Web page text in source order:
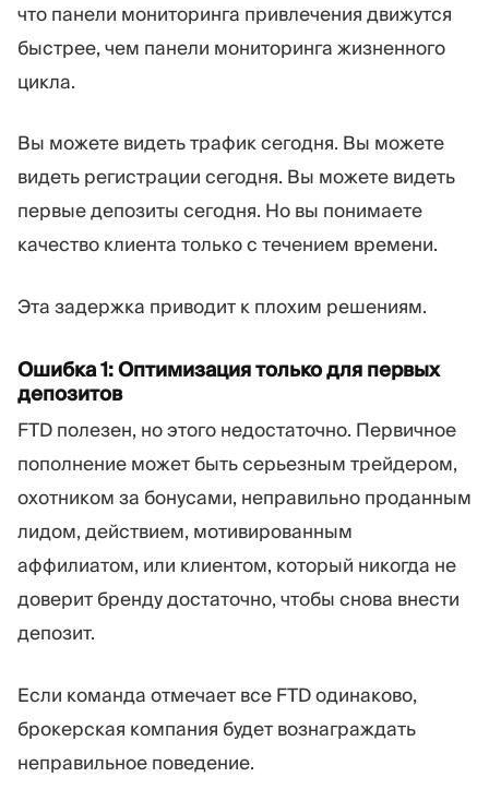
что панели мониторинга привлечения движутся
быстрее, чем панели мониторинга жизненного
цикла.
Вы можете видеть трафик сегодня. Вы можете
видеть регистрации сегодня. Вы можете видеть
первые депозиты сегодня. Но вы понимаете
качество клиента только с течением времени.
Эта задержка приводит к плохим решениям.
Ошибка 1: Оптимизация только для первых
депозитов
FTD полезен, но этого недостаточно. Первичное
пополнение может быть серьезным трейдером,
охотником за бонусами, неправильно проданным
лидом, действием, мотивированным
аффилиатом, или клиентом, который никогда не
доверит бренду достаточно, чтобы снова внести
депозит.
Если команда отмечает все FTD одинаково,
брокерская компания будет вознаграждать
неправильное поведение.